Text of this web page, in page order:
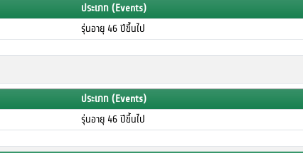
ประเภท (Events)
รุ่นอายุ 46 ปีขึ้นไป
ประเภท (Events)
รุ่นอายุ 46 ปีขึ้นไป